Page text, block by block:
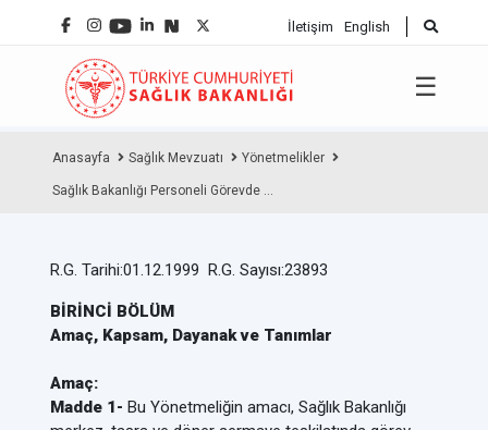
İletişim English
☰
Anasayfa Sağlık Mevzuatı Yönetmelikler
Sağlık Bakanlığı Personeli Görevde ...
R.G. Tarihi:01.12.1999 R.G. Sayısı:23893
BİRİNCİ BÖLÜM
Amaç, Kapsam, Dayanak ve Tanımlar
Amaç:
Madde 1- Bu Yönetmeliğin amacı, Sağlık Bakanlığı